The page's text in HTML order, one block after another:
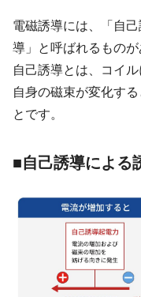
電磁誘導には、「自
導」と呼ばれるものが
自己誘導とは、コイ
自身の磁束が変化す
とです。
■自己誘導による